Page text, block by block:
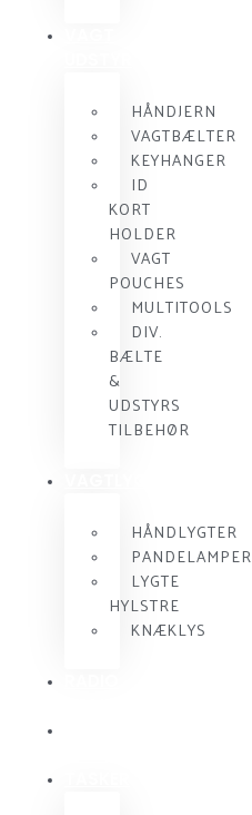
HÅNDJERN
VAGTBÆLTER
KEYHANGER
ID
KORT
HOLDER
VAGT
POUCHES
MULTITOOLS
DIV.
BÆLTE
&
UDSTYRS
TILBEHØR
HÅNDLYGTER
PANDELAMPER
LYGTE
HYLSTRE
KNÆKLYS